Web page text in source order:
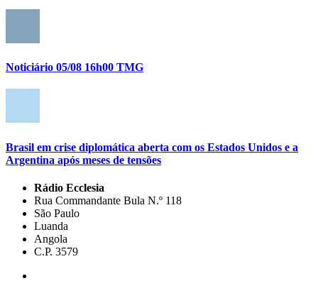
Noticiário 05/08 16h00 TMG
Brasil em crise diplomática aberta com os Estados Unidos e a
Argentina após meses de tensões
Rádio Ecclesia
Rua Commandante Bula N.º 118
São Paulo
Luanda
Angola
C.P. 3579